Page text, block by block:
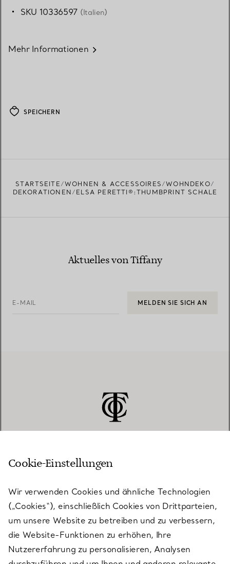
SKU 10336597 (Italien)
Mehr Informationen
SPEICHERN
STARTSEITE WOHNEN & ACCESSOIRES
WOHNDEKO
DEKORATIONEN
ELSA PERETTI®:THUMBPRINT SCHALE
Aktuelles von Tiffany
E-MAIL MELDEN SIE SICH AN
KUNDENSERVICE
SERVICES
ÜBER TIFFANY & CO.
Cookie-Einstellungen
Wir verwenden Cookies und ähnliche Technologien
(„Cookies“), einschließlich Cookies von Drittparteien,
um unsere Website zu betreiben und zu verbessern,
die Website-Funktionen zu erhöhen, Ihre
Nutzererfahrung zu personalisieren, Analysen